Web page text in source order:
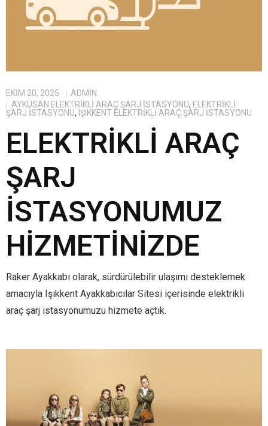
EKIM 20, 2025
ADMIN
AYKÜSAN ELEKTRIKLI ARAÇ ŞARJ İSTASYONU, ELEKTRIKLI
ŞARJ İSTASYONU, IŞIKKENT ELEKTRIKLI ARAÇ ŞARJ İSTASYONU
ELEKTRIKLI ARAÇ
ŞARJ
İSTASYONUMUZ
HIZMETINIZDE
Raker Ayakkabı olarak, sürdürülebilir ulaşımı desteklemek
amacıyla Işıkkent Ayakkabıcılar Sitesi içerisinde elektrikli
araç şarj istasyonumuzu hizmete açtık.